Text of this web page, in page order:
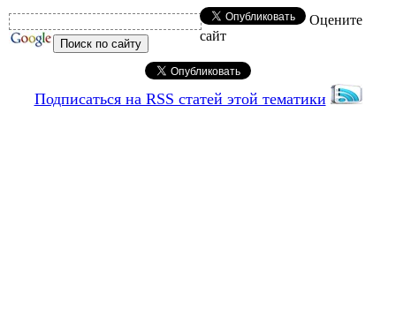
Оцените
сайт
Подписаться на RSS статей этой тематики